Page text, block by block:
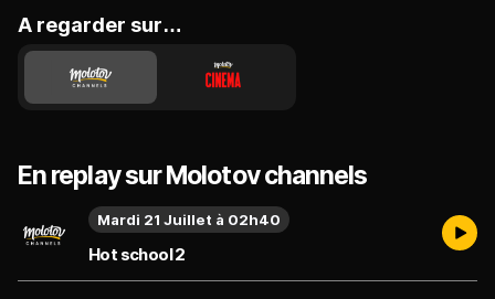
A regarder sur…
En replay sur Molotov channels
Hot school 2
Mardi 21 Juillet à 02h40